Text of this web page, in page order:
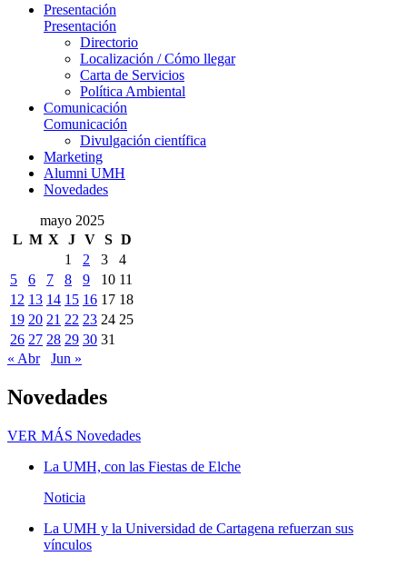
Presentación
Presentación
Directorio
Localización / Cómo llegar
Carta de Servicios
Política Ambiental
Comunicación
Comunicación
Divulgación científica
Marketing
Alumni UMH
Novedades
mayo 2025
L M X J V S D
1
2 3
4
5
6 7 8 9 10 11
12 13 14 15 16 17 18
19 20 21 22 23 24 25
26 27 28 29 30 31
« Abr
Jun »
Novedades
VER MÁS Novedades
La UMH, con las Fiestas de Elche
Noticia
La UMH y la Universidad de Cartagena refuerzan sus
vínculos